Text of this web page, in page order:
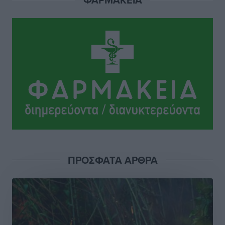
Γεωργιάδη” – Κίνητρα για τους γιατρούς των νησιών
και συνεργασία Ρόδου με το Αττικόν για το
Τοπικές Ειδήσεις πριν 12 ώρες
Σούπερ μάρκετ: Διευρύνεται η εθνική πρωτοβουλία
Συνελήφθησαν έξι άτομα για ηχορύπανση από
15 Αυγούστου 2026: Πώς θα πληρωθούν όσοι
ΠΡΟΣΦΑΤΑ ΑΡΘΡΑ